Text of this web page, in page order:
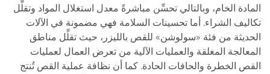
المادة الخام، وبالتالي تحسِّن مباشرةً معدل استغلال المواد وتقلِّل
تكاليف الشراء. أما تحسينات السلامة فهي مضمونة في الآلات
الحديثة من فئة «سولوشن» للقص بالليزر، حيث تقلِّل مناطق
المعالجة المغلقة والعمليات الآلية من تعرض العمال لعمليات
القص الخطرة والحافات الحادة. كما أن نظافة عملية القص تُنتج